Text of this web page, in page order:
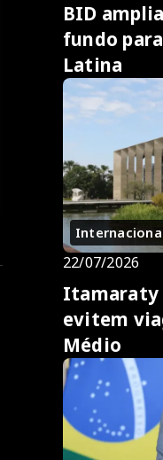
BID
fundo
Latina
22/07/2026
Itamaraty
evitem
Médio